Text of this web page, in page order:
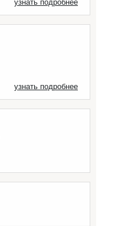
узнать подробнее
узнать подробнее